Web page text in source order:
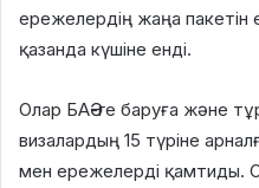
ережелердің жаңа пакетін
қазанда күшіне енді.
Олар БАӘ-ге баруға және
визалардың 15 түріне
мен ережелерді қамтиды.